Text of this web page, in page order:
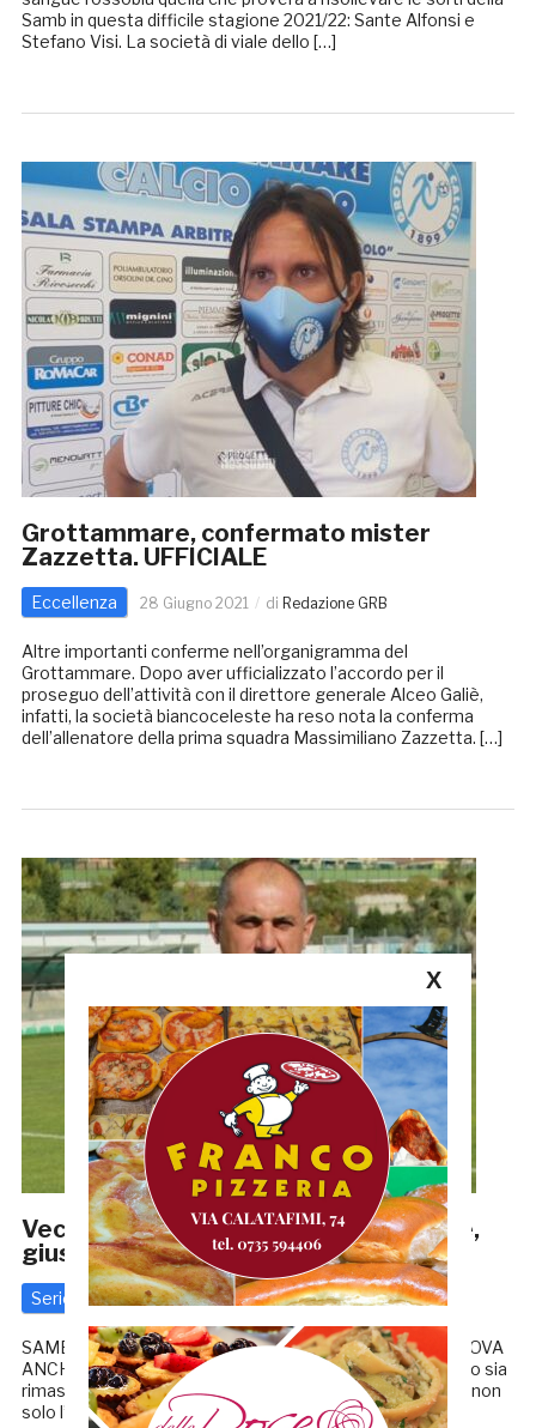
Samb in questa difficile stagione 2021/22: Sante Alfonsi e
Stefano Visi. La società di viale dello […]
Grottammare, confermato mister
Zazzetta. UFFICIALE
Eccellenza 28 Giugno 2021 di Redazione GRB
Altre importanti conferme nell’organigramma del
Grottammare. Dopo aver ufficializzato l’accordo per il
proseguo dell’attività con il direttore generale Alceo Galiè,
infatti, la società biancoceleste ha reso nota la conferma
dell’allenatore della prima squadra Massimiliano Zazzetta. […]
Vecchiola: «Montero ha fatto divertire,
giusto confermarlo»
Serie C 12 Luglio 2020 diRedazione GRB
SAMB, MONTERO RINNOVA FINO AL 2022 SAMB, RINNOVA
ANCHE LUDOVICO ROCCHI «Sono contento che Montero sia
rimasto alla Samb». Sebastiano Vecchiola conosce bene non
solo l’ambiente sambenedettese, ma anche l’allenatore
X